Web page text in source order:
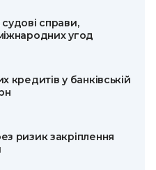
справи,
угод
кредитів у банківській
ризик закріплення